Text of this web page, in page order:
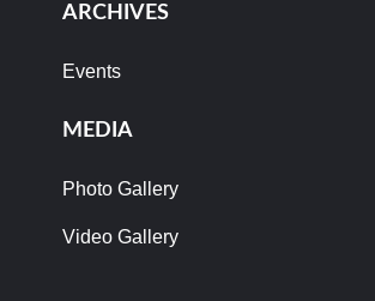
ARCHIVES
Events
MEDIA
Photo Gallery
Video Gallery